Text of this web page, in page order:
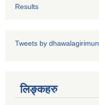
Results
Tweets by dhawalagirimun
लिङ्कहरु